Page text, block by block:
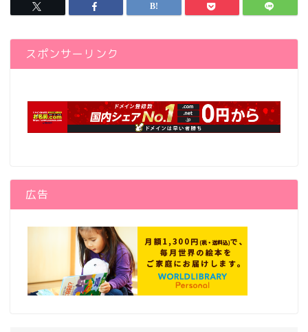
スポンサーリンク
広告